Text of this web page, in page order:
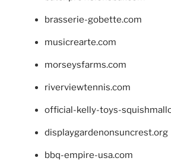
brasserie-gobette.com
musicrearte.com
morseysfarms.com
riverviewtennis.com
official-kelly-toys-
displaygardenonsuncrest.org
bbq-empire-usa.com